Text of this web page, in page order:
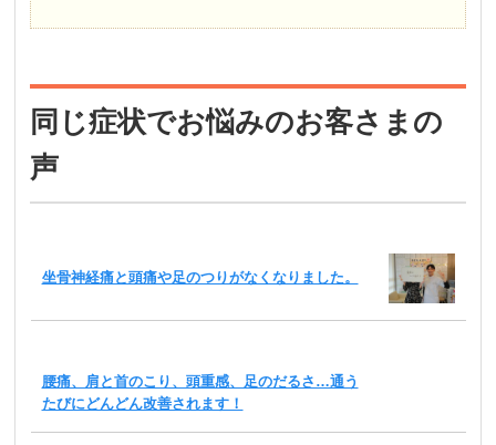
同じ症状でお悩みのお客さまの
声
坐骨神経痛と頭痛や足のつりがなくなりました。
腰痛、肩と首のこり、頭重感、足のだるさ…通う
たびにどんどん改善されます！